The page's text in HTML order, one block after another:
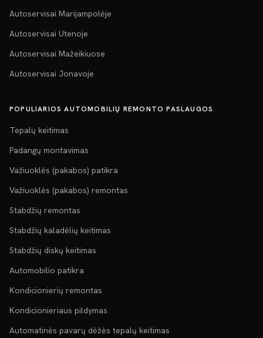
Autoservisai Marijampolėje
Autoservisai Utenoje
Autoservisai Mažeikiuose
Autoservisai Jonavoje
POPULIARIOS AUTOMOBILIŲ REMONTO PASLAUGOS
Tepalų keitimas
Padangų montavimas
Važiuoklės (pakabos) patikra
Važiuoklės (pakabos) remontas
Stabdžių remontas
Stabdžių kaladėlių keitimas
Stabdžių diskų keitimas
Automobilio patikra
Kondicionierių remontas
Kondicionieriaus pildymas
Automatinės pavarų dėžės tepalų keitimas